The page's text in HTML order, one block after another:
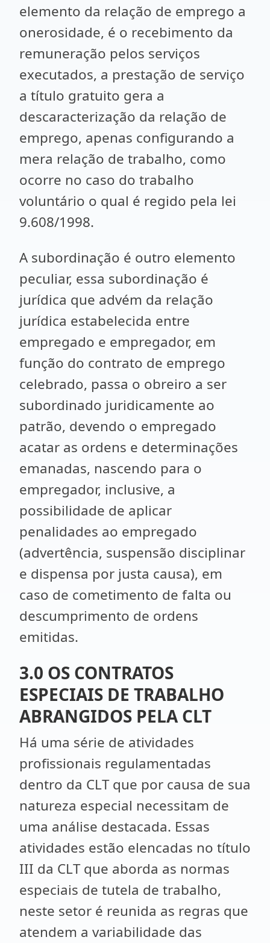
elemento da relação de emprego a
onerosidade, é o recebimento da
remuneração pelos serviços
executados, a prestação de serviço
a título gratuito gera a
descaracterização da relação de
emprego, apenas configurando a
mera relação de trabalho, como
ocorre no caso do trabalho
voluntário o qual é regido pela lei
9.608/1998.
A subordinação é outro elemento
peculiar, essa subordinação é
jurídica que advém da relação
jurídica estabelecida entre
empregado e empregador, em
função do contrato de emprego
celebrado, passa o obreiro a ser
subordinado juridicamente ao
patrão, devendo o empregado
acatar as ordens e determinações
emanadas, nascendo para o
empregador, inclusive, a
possibilidade de aplicar
penalidades ao empregado
(advertência, suspensão disciplinar
e dispensa por justa causa), em
caso de cometimento de falta ou
descumprimento de ordens
emitidas.
3.0 OS CONTRATOS
ESPECIAIS DE TRABALHO
ABRANGIDOS PELA CLT
Há uma série de atividades
profissionais regulamentadas
dentro da CLT que por causa de sua
natureza especial necessitam de
uma análise destacada. Essas
atividades estão elencadas no título
III da CLT que aborda as normas
especiais de tutela de trabalho,
neste setor é reunida as regras que
atendem a variabilidade das